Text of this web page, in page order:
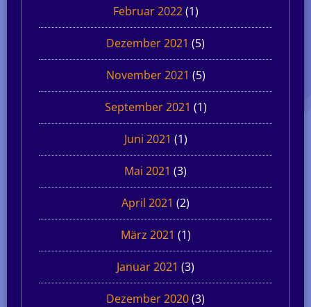
Februar 2022(1)
Dezember 2021 (5)
November 2021 (5)
September 2021 (1)
Juni 2021 (1)
Mai 2021 (3)
April 2021 (2)
März 2021 (1)
Januar 2021 (3)
Dezember 2020(3)